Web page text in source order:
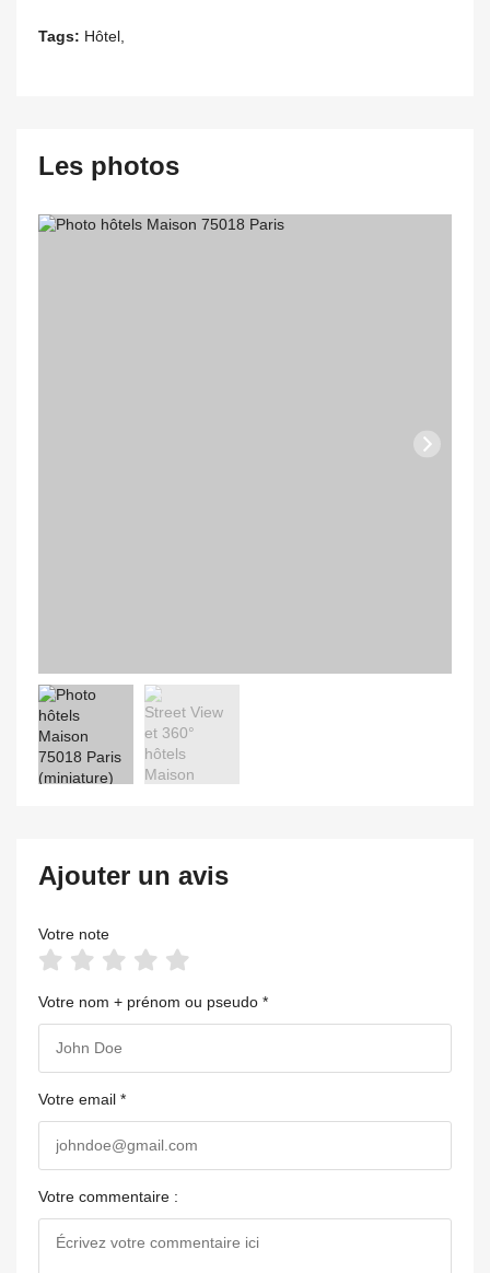
Tags: Hôtel,
Les photos
Ajouter un avis
Votre note
Votre nom + prénom ou pseudo *
Votre email *
Votre commentaire :